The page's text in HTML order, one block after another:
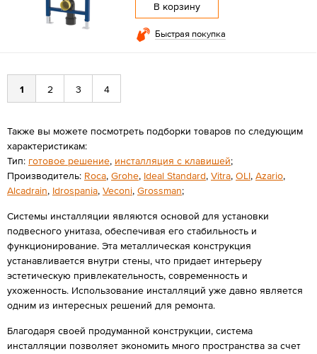
В корзину
Быстрая покупка
1 2 3 4
Также вы можете посмотреть подборки товаров по следующим
характеристикам:
Тип: готовое решение, инсталляция с клавишей;
Производитель: Roca, Grohe, Ideal Standard, Vitra, OLI, Azario,
Alcadrain, Idrospania, Veconi, Grossman;
Системы инсталляции являются основой для установки
подвесного унитаза, обеспечивая его стабильность и
функционирование. Эта металлическая конструкция
устанавливается внутри стены, что придает интерьеру
эстетическую привлекательность, современность и
ухоженность. Использование инсталляций уже давно является
одним из интересных решений для ремонта.
Благодаря своей продуманной конструкции, система
инсталляции позволяет экономить много пространства за счет